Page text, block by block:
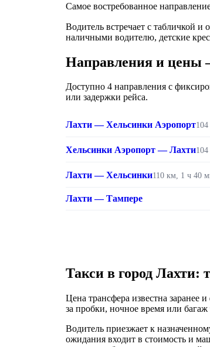
Самое востребованное
Водитель встречает с табличкой
наличными водителю, детские
Направления и цены
Доступно 4 направления с
или задержки рейса.
Лахти — Хельсинки Аэропорт
Хельсинки Аэропорт — Лахти
Лахти — Хельсинки110 км, 1 ч 40
Лахти — Тампере
Такси в город Лахти:
Цена трансфера известна заранее
за пробки, ночное время или
Водитель приезжает к
ожидания входит в стоимость и